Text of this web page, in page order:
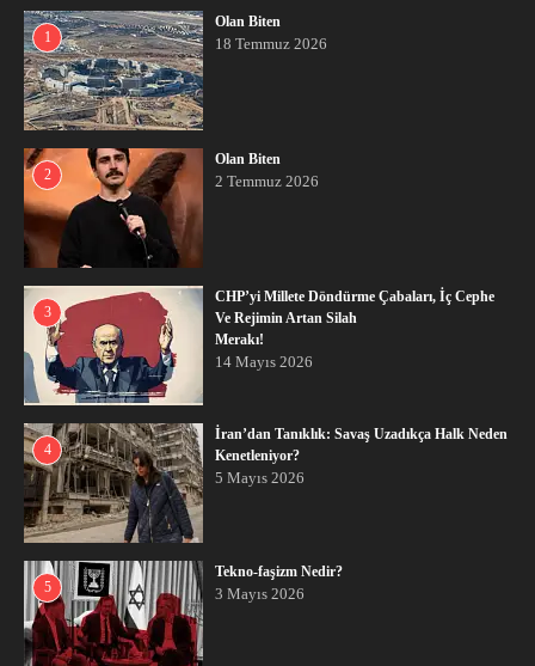
1
Olan Biten
18 Temmuz 2026
2
Olan Biten
2 Temmuz 2026
3
CHP’yi Millete Döndürme Çabaları, İç Cephe
Ve Rejimin Artan Silah
Merakı!
14 Mayıs 2026
4
İran’dan Tanıklık: Savaş Uzadıkça Halk Neden
Kenetleniyor?
5 Mayıs 2026
5
Tekno-faşizm Nedir?
3 Mayıs 2026